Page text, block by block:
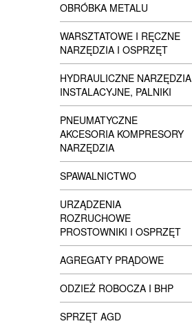
OBRÓBKA METALU
WARSZTATOWE I RĘCZNE
NARZĘDZIA I OSPRZĘT
HYDRAULICZNE NARZĘDZIA
INSTALACYJNE, PALNIKI
PNEUMATYCZNE
AKCESORIA KOMPRESORY
NARZĘDZIA
SPAWALNICTWO
URZĄDZENIA
ROZRUCHOWE
PROSTOWNIKI I OSPRZĘT
AGREGATY PRĄDOWE
ODZIEŻ ROBOCZA I BHP
SPRZĘT AGD